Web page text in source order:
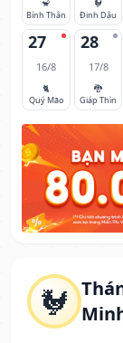
🐓
🐒
Bính Thân
🐓
Đinh Dậu
27
16/8
🐈
Quý Mão
28
17/8
🐉
Giáp Thìn